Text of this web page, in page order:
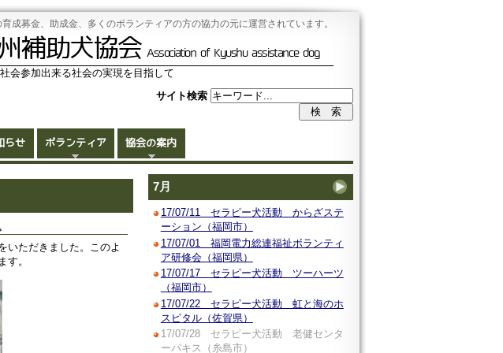
成募金、助成金、多くのボランティアの方の協力の元に運営されています。
補助犬協会 Association of Kyushu assistance dog
会参加出来る社会の実現を目指して
サイト検索
らせ ボランティア 協会の案内
ただきました。このよ
す。
7月
17/07/11 セラピー犬活動 からざステ
ーション（福岡市）
17/07/01 福岡電力総連福祉ボランティ
ア研修会（福岡県）
17/07/17 セラピー犬活動 ツーハーツ
（福岡市）
17/07/22 セラピー犬活動 虹と海のホ
スピタル（佐賀県）
17/07/28 セラピー犬活動 老健センタ
ーパキス（糸島市）